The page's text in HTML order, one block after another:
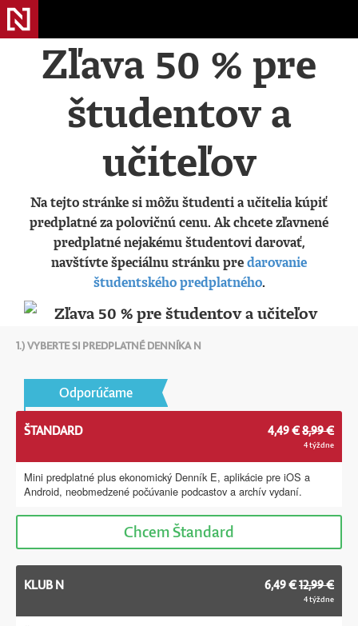
Zľava 50 % pre
študentov a
učiteľov
Na tejto stránke si môžu študenti a učitelia kúpiť
predplatné za polovičnú cenu. Ak chcete zľavnené
predplatné nejakému študentovi darovať,
navštívte špeciálnu stránku predarovanie
študentského predplatného.
1.) VYBERTE SI PREDPLATNÉ DENNÍKA N
KLUB N 6,49 €12,99 €
4 týždne
Odporúčame
ŠTANDARD 4,49 €8,99 €
4 týždne
Mini predplatné plus ekonomický Denník E, aplikácie pre iOS a
Android, neobmedzené počúvanie podcastov a archív vydaní.
ChcemŠtandard